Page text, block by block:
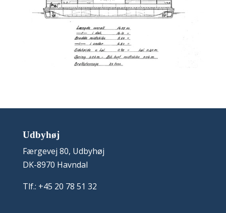
Udbyhøj
Færgevej 80, Udbyhøj
DK-8970 Havndal
Tlf.: +45 20 78 51 32